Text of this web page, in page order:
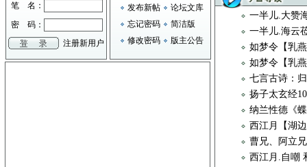
笔 名：
密 码：
注册新用户
发布新帖
论坛文库
忘记密码
简洁版
修改密码
版主公告
一半儿.大赞
一半儿.海云
如梦令【乳
如梦令【乳
七言古诗：
扬子太玄经
纳兰性德《
西江月【湖
曹兄、阿立
西江月.自嘲